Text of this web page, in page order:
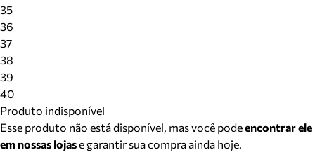
35
36
37
38
39
40
Produto indisponível
Esse produto não está disponível, mas você podeencontrar ele
em nossas lojase garantir sua compra ainda hoje.